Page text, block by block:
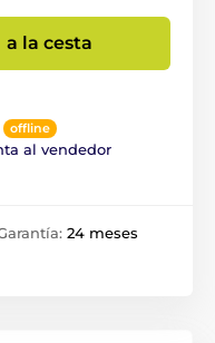
a la cesta
offline
al vendedor
24 meses